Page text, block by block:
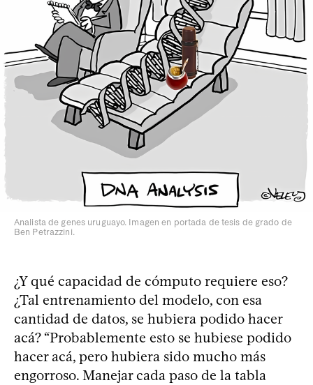
Analista de genes uruguayo. Imagen en portada de tesis de grado de
Ben Petrazzini.
¿Y qué capacidad de cómputo requiere eso?
¿Tal entrenamiento del modelo, con esa
cantidad de datos, se hubiera podido hacer
acá? “Probablemente esto se hubiese podido
hacer acá, pero hubiera sido mucho más
engorroso. Manejar cada paso de la tabla